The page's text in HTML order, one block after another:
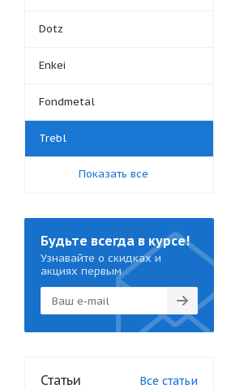
Dotz
Enkei
Fondmetal
Trebl
Показать все
Будьте всегда в курсе!
Узнавайте о скидках и
акциях первым
Статьи Все статьи